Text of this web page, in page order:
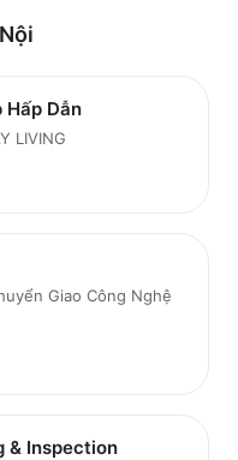
Hấp Dẫn
LIVING
Giao Công Nghệ
& Inspection